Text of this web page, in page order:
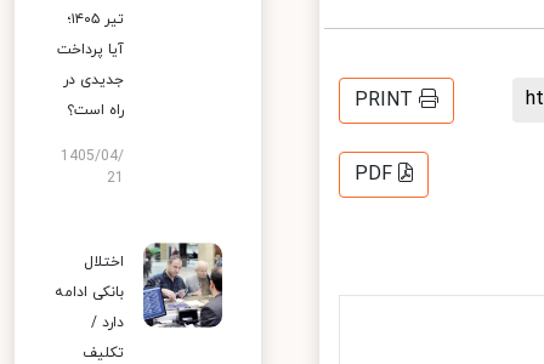
PRINT
PDF
تیر ۱۴۰۵؛
آیا پرداخت
جدیدی در
راه است؟
1405/04/
اختلال
بانکی ادامه
دارد /
تکلیف